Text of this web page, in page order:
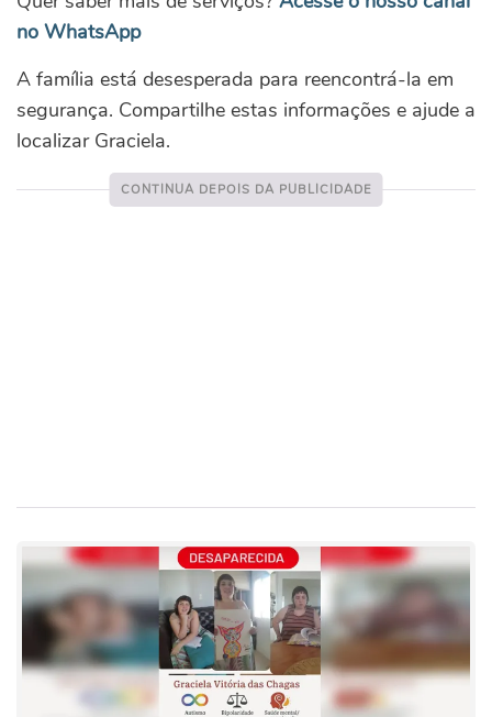
no WhatsApp
A família está desesperada para reencontrá-la em
segurança. Compartilhe estas informações e ajude a
localizar Graciela.